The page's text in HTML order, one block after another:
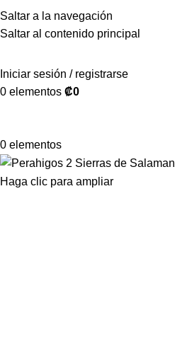
Saltar a la navegación
Saltar al contenido principal
Iniciar sesión / registrarse
0 elementos ₡0
0 elementos
Haga clic para ampliar